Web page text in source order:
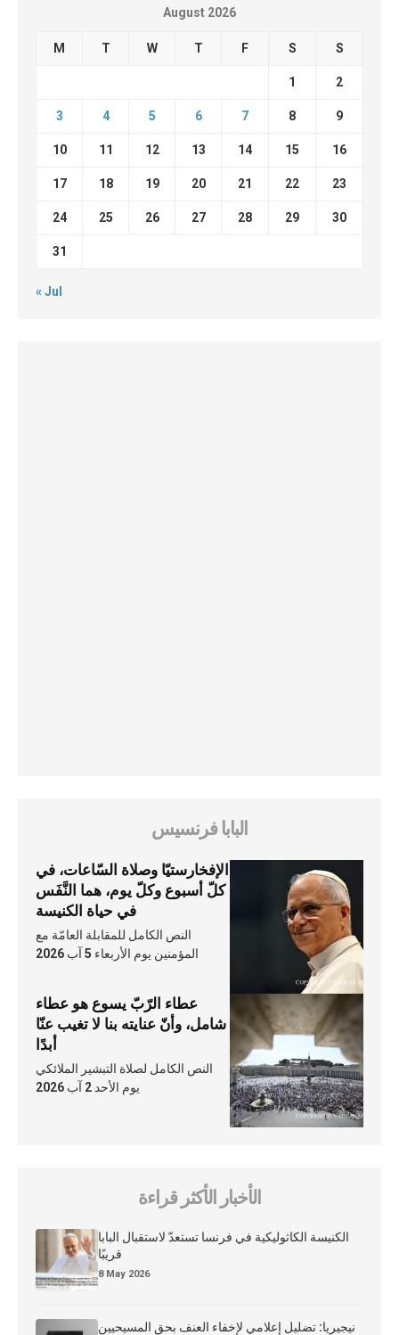
August 2026
M T W T F S S
1 2
3 4 5 6 7 8 9
10 11 12 13 14 15 16
17 18 19 20 21 22 23
24 25 26 27 28 29 30
31
« Jul
البابا فرنسيس
الإفخارستيّا وصلاة السّاعات، في
كلّ أسبوع وكلّ يوم، هما النَّفَس
في حياة الكنيسة
النص الكامل للمقابلة العامّة مع
المؤمنين يوم الأربعاء 5 آب 2026
عطاء الرّبّ يسوع هو عطاء
شامل، وأنّ عنايته بنا لا تغيب عنّا
أبدًا
النص الكامل لصلاة التبشير الملائكي
يوم الأحد 2 آب 2026
الأخبار الأكثر قراءة
الكنيسة الكاثوليكية في فرنسا تستعدّ لاستقبال البابا
قريبًا
8 May 2026
نيجيريا: تضليل إعلامي لإخفاء العنف بحق المسيحيين